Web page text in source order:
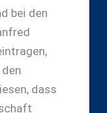
bei den
dass